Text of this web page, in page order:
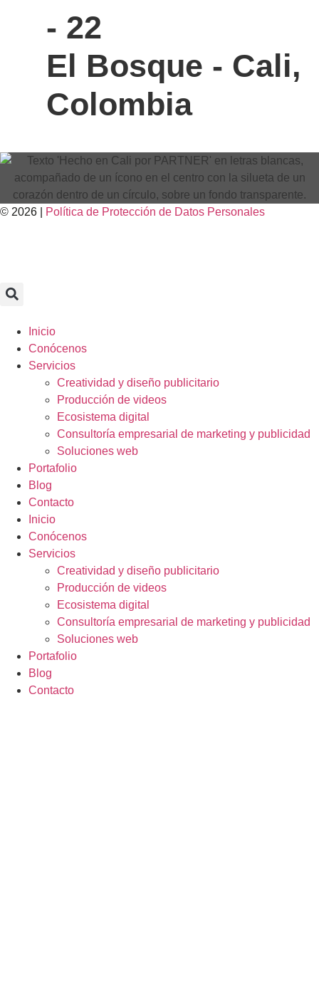
- 22
El Bosque - Cali,
Colombia
© 2026 | Política de Protección de Datos Personales
Inicio
Conócenos
Servicios
Creatividad y diseño publicitario
Producción de videos
Ecosistema digital
Consultoría empresarial de marketing y publicidad
Soluciones web
Portafolio
Blog
Contacto
Inicio
Conócenos
Servicios
Creatividad y diseño publicitario
Producción de videos
Ecosistema digital
Consultoría empresarial de marketing y publicidad
Soluciones web
Portafolio
Blog
Contacto